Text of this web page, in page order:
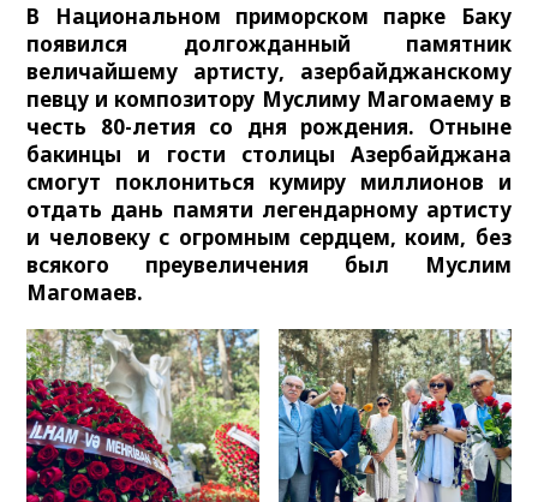
В Национальном приморском парке Баку
появился долгожданный памятник
величайшему артисту, азербайджанскому
певцу и композитору Муслиму Магомаему в
честь 80-летия со дня рождения. Отныне
бакинцы и гости столицы Азербайджана
смогут поклониться кумиру миллионов и
отдать дань памяти легендарному артисту
и человеку с огромным сердцем, коим, без
всякого преувеличения был Муслим
Магомаев.